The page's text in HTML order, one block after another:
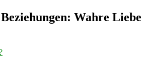
Wahre Liebe